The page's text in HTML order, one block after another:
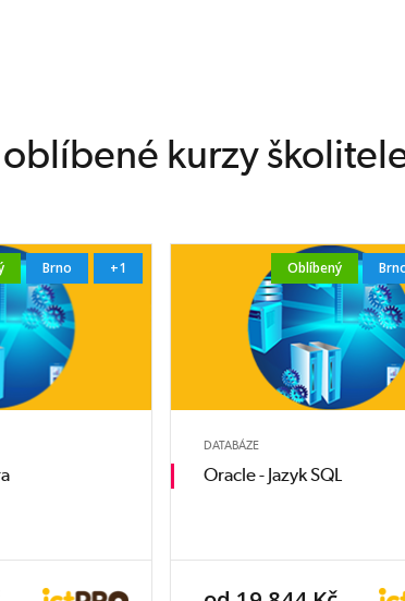
oblíbené kurzy
Brno +1 Oblíbený
DATABÁZE
Oracle - Jazyk SQL